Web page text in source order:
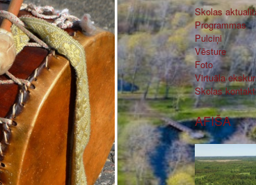
Skolas
Programmas
Pulciņi
Vēsture
Foto
Virtuāla
Skolas
AFIŠA